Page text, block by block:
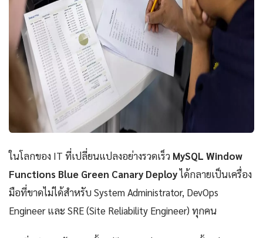
ในโลกของ IT ที่เปลี่ยนแปลงอย่างรวดเร็ว MySQL Window
Functions Blue Green Canary Deployได้กลายเป็นเครื่อง
มือที่ขาดไม่ได้สำหรับ System Administrator, DevOps
Engineer และ SRE (Site Reliability Engineer) ทุกคน